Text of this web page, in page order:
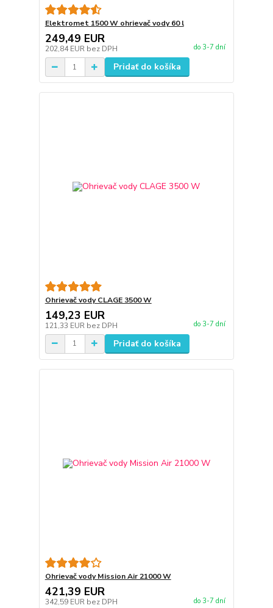
Elektromet 1500 W ohrievač vody 60 l
249,49 EUR
202,84 EUR bez DPH do 3-7 dní
Pridať do košíka
Ohrievač vody CLAGE 3500 W
149,23 EUR
121,33 EUR bez DPH do 3-7 dní
Pridať do košíka
Ohrievač vody Mission Air 21000 W
421,39 EUR
342,59 EUR bez DPH do 3-7 dní